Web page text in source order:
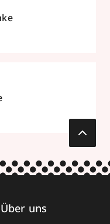
Über uns